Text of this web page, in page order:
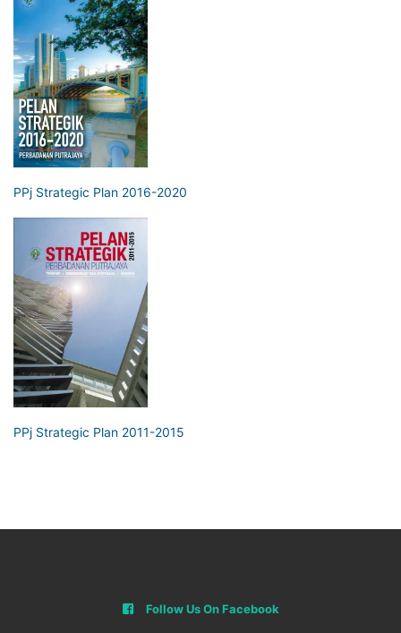
PPj Strategic Plan 2016-2020
PPj Strategic Plan 2011-2015
Follow Us On Facebook